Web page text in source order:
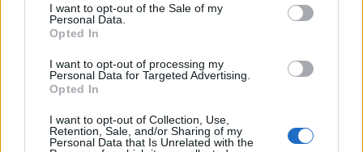
I want to opt-out of the Sale of my
Personal Data.
Opted In
I want to opt-out of processing my
Personal Data for Targeted Advertising.
Opted In
I want to opt-out of Collection, Use,
Retention, Sale, and/or Sharing of my
Personal Data that Is Unrelated with the